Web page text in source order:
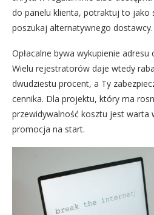
do panelu klienta, potraktuj to jako
poszukaj alternatywnego dostawcy.
Opłacalne bywa wykupienie
Wielu rejestratorów daje wtedy
dwudziestu procent, a Ty
cennika. Dla projektu, który ma
przewidywalność kosztu jest warta
promocja na start.